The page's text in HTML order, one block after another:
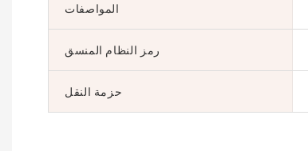
المواصفات
رمز النظام المنسق
حزمة النقل